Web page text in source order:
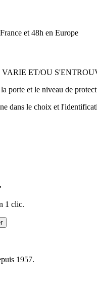
et 48h en Europe
ET/OU
porte et le niveau de
dans le choix et
1 clic.
1957.